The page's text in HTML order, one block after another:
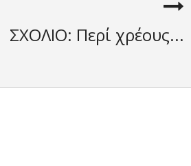
ΣΧΟΛΙΟ: Περί χρέους...